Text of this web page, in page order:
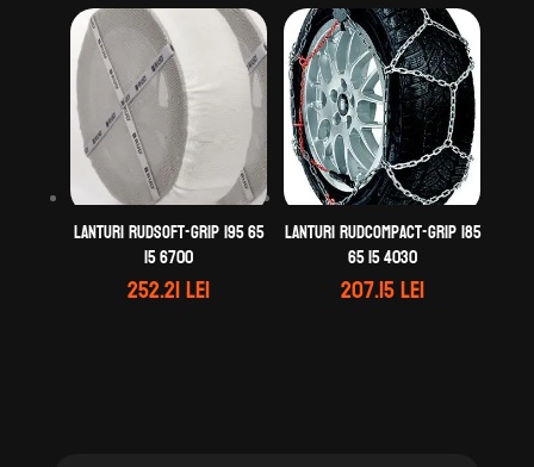
Lanturi RUDsoft-GRIP 195 65
15 6700
252.21lei
Lanturi RUDcompact-GRIP 185
65 15 4030
207.15lei